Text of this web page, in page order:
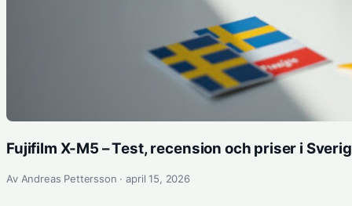
Fujifilm X-M5 – Test, recension och priser i
Av Andreas Pettersson · april 15, 2026